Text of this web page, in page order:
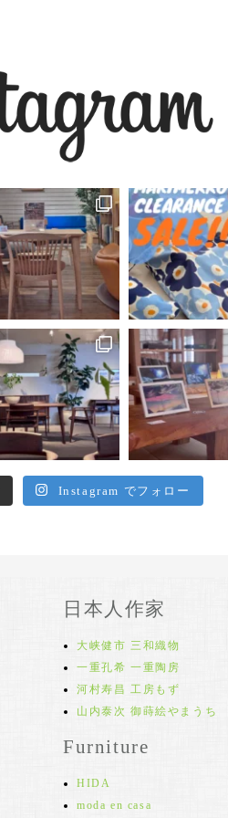
Instagram でフォロー
日本人作家
大峡健市 三和織物
一重孔希 一重陶房
河村寿昌 工房もず
山内泰次 御蒔絵やまうち
Furniture
HIDA
moda en casa